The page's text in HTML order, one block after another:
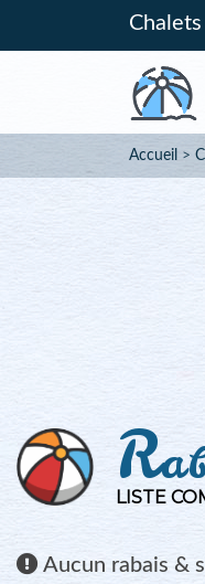
Accueil
R
LISTE
Aucun rabais &